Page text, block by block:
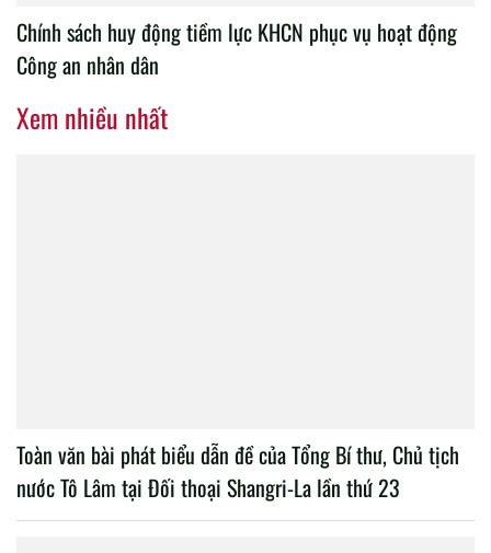
Chính sách huy động tiềm lực KHCN phục vụ hoạt động
Công an nhân dân
Xem nhiều nhất
Toàn văn bài phát biểu dẫn đề của Tổng Bí thư, Chủ tịch
nước Tô Lâm tại Đối thoại Shangri-La lần thứ 23